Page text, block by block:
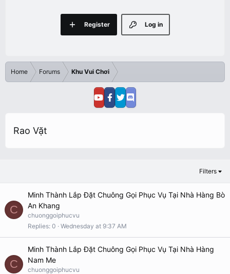
Log in
Register
Home Forums Khu Vui Chơi
Rao Vặt
Filters
C
Minh Thành Lắp Đặt Chuông Gọi Phục Vụ Tại Nhà Hàng Bò
An Khang
chuonggoiphucvu
Replies 0 Wednesday at 9:37 AM
C
Minh Thành Lắp Đặt Chuông Gọi Phục Vụ Tại Nhà Hàng
Nam Me
chuonggoiphucvu